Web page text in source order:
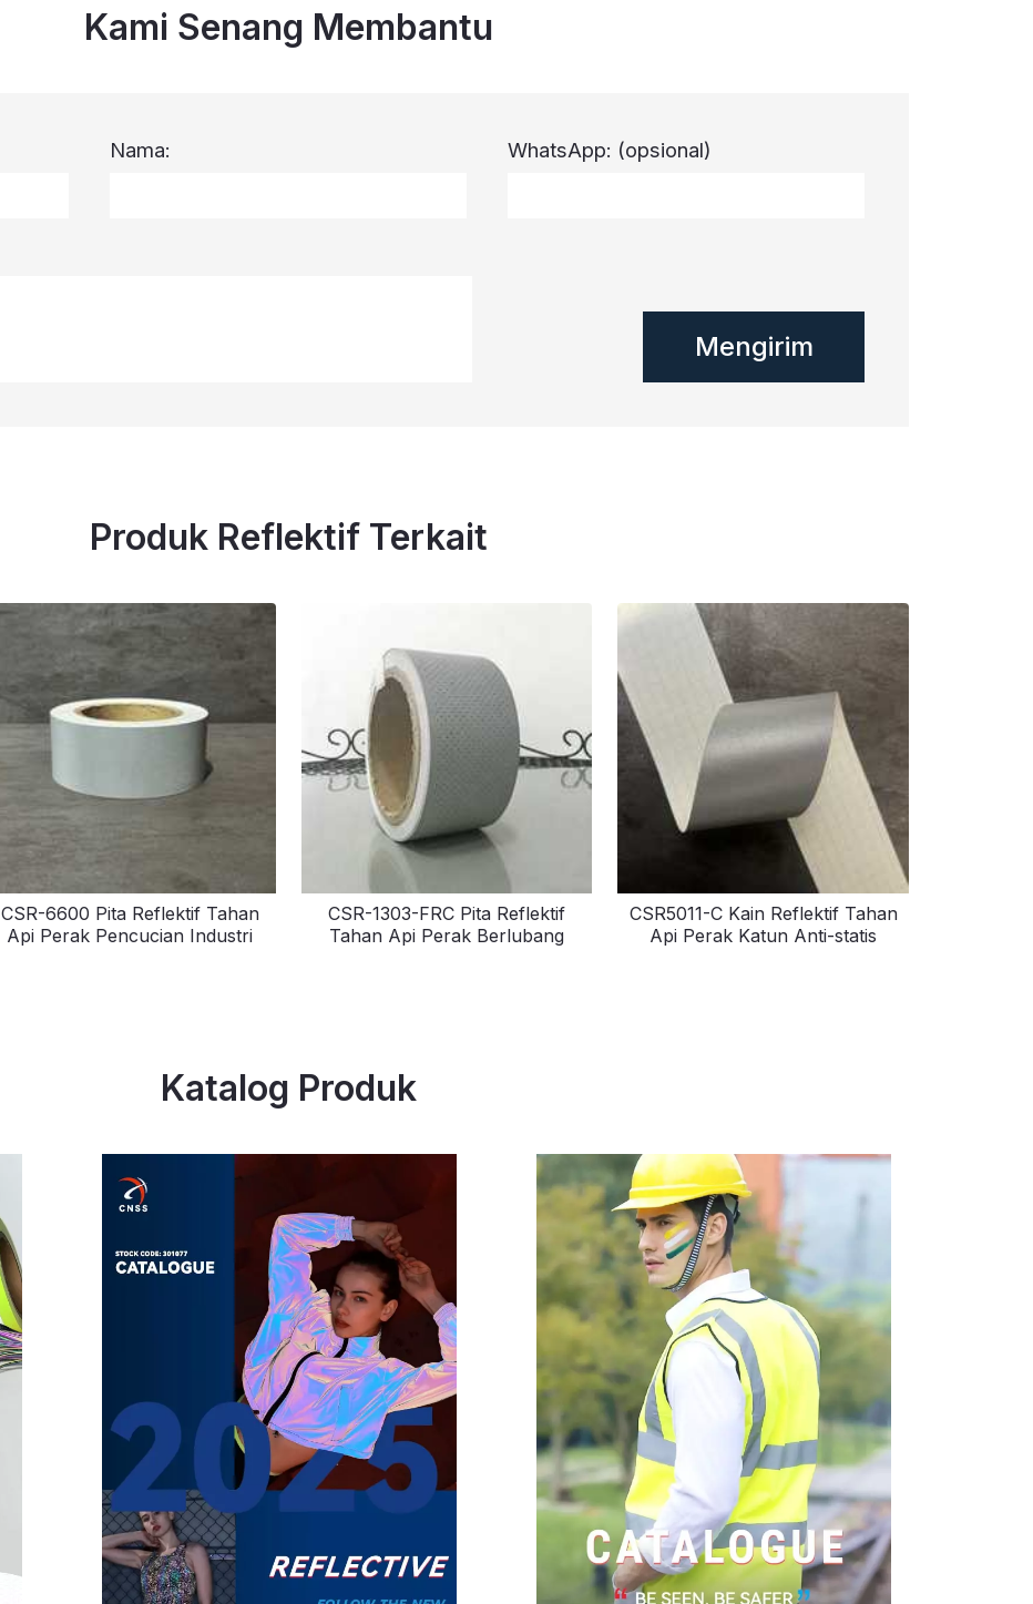
Kami Senang Membantu
Nama: WhatsApp: (opsional)
Produk Reflektif Terkait
CSR-6600 Pita Reflektif Tahan
Api Perak Pencucian Industri
CSR-1303-FRC Pita Reflektif
Tahan Api Perak Berlubang
CSR5011-C Kain Reflektif Tahan
Api Perak Katun Anti-statis
Katalog Produk